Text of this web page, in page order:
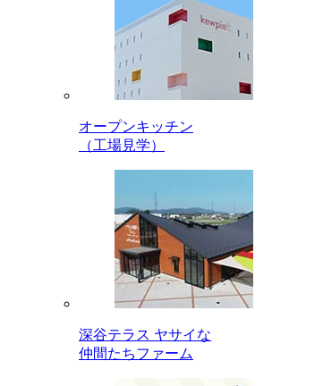
オープンキッチン
（工場見学）
深谷テラス ヤサイな
仲間たちファーム